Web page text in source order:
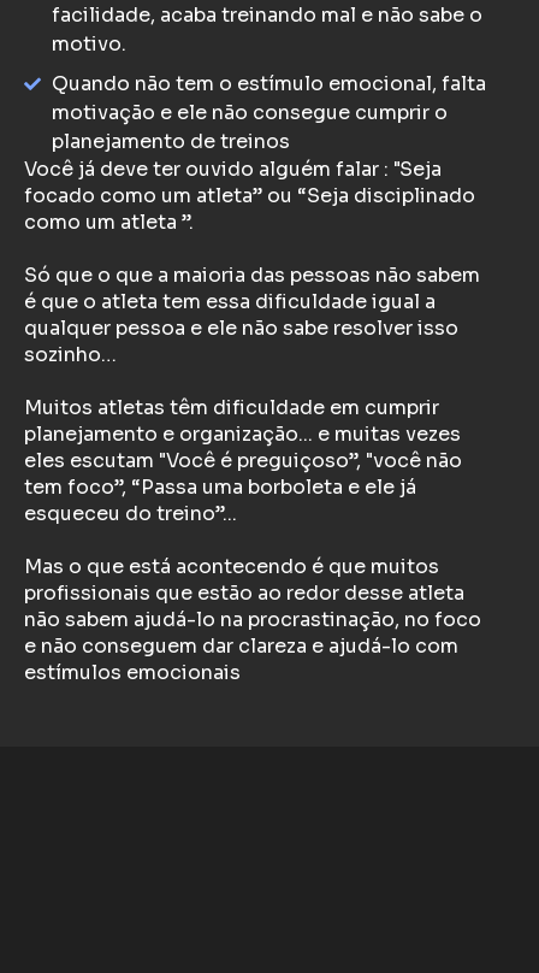
facilidade, acaba treinando mal e não sabe o
motivo.
Quando não tem o estímulo emocional, falta
motivação e ele não consegue cumprir o
planejamento de treinos
Você já deve ter ouvido alguém falar : "Seja
focado como um atleta” ou “Seja disciplinado
como um atleta ”.
Só que o que a maioria das pessoas não sabem
é que o atleta tem essa dificuldade igual a
qualquer pessoa e ele não sabe resolver isso
sozinho…
Muitos atletas têm dificuldade em cumprir
planejamento e organização... e muitas vezes
eles escutam "Você é preguiçoso”, "você não
tem foco”, “Passa uma borboleta e ele já
esqueceu do treino”...
Mas o que está acontecendo é que muitos
profissionais que estão ao redor desse atleta
não sabem ajudá-lo na procrastinação, no foco
e não conseguem dar clareza e ajudá-lo com
estímulos emocionais